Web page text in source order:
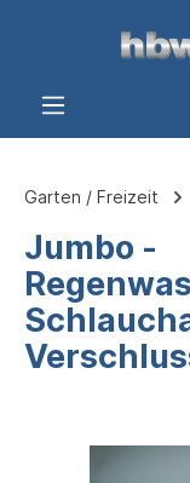
springen
Garten / Freizeit
Jumbo -